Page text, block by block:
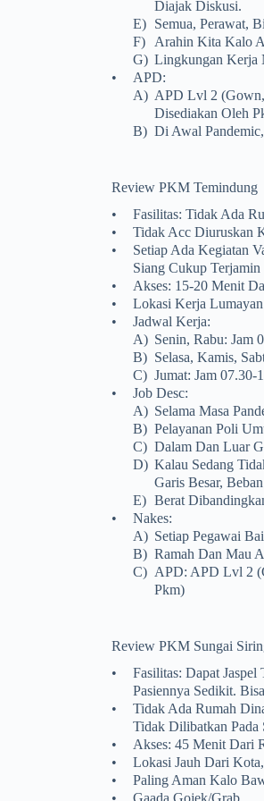
Diajak Diskusi.
E) Semua, Perawat,
F) Arahin Kita Kalo
G) Lingkungan Kerja
•
APD:
A) APD Lvl 2 (gown,
Disediakan Oleh
B) Di Awal
Review PKM Temindung
•
Fasilitas: Tidak Ada
•
Tidak Acc Diuruskan
•
Setiap Ada Kegiatan
Siang Cukup Terjamin
•
Akses: 15-20 Menit
•
Lokasi Kerja
•
Jadwal Kerja:
A) Senin, Rabu: Jam
B) Selasa, Kamis,
C) Jumat: Jam 07.30-
•
Job Desc:
A) Selama Masa
B) Pelayanan Poli
C) Dalam Dan Luar
D) Kalau Sedang
Garis Besar,
E) Berat
•
Nakes:
A) Setiap Pegawai
B) Ramah Dan Mau
C) APD: APD Lvl 2
Pkm)
Review PKM Sungai
•
Fasilitas: Dapat
Pasiennya Sedikit.
•
Tidak Ada Rumah
Tidak Dilibatkan Pada
•
Akses: 45 Menit Dari
•
Lokasi Jauh Dari
•
Paling Aman Kalo